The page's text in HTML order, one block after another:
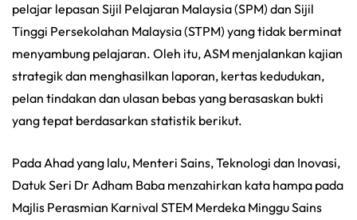
pelajar lepasan Sijil Pelajaran Malaysia (SPM) dan Sijil
Tinggi Persekolahan Malaysia (STPM) yang tidak berminat
menyambung pelajaran. Oleh itu, ASM menjalankan kajian
strategik dan menghasilkan laporan, kertas kedudukan,
pelan tindakan dan ulasan bebas yang berasaskan bukti
yang tepat berdasarkan statistik berikut.
Pada Ahad yang lalu, Menteri Sains, Teknologi dan Inovasi,
Datuk Seri Dr Adham Baba menzahirkan kata hampa pada
Majlis Perasmian Karnival STEM Merdeka Minggu Sains